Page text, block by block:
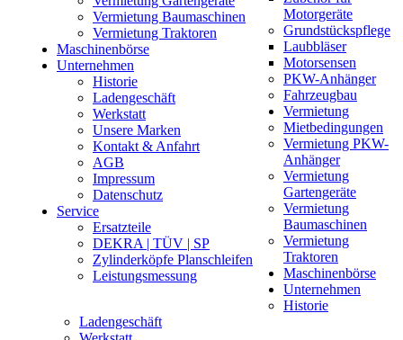
Vermietung Baumaschinen
Vermietung Traktoren
Maschinenbörse
Unternehmen
Historie
Ladengeschäft
Werkstatt
Unsere Marken
Kontakt & Anfahrt
AGB
Impressum
Datenschutz
Service
Ersatzteile
DEKRA | TÜV | SP
Zylinderköpfe Planschleifen
Leistungsmessung
Motorgeräte
Grundstückspflege
Laubbläser
Motorsensen
PKW-Anhänger
Fahrzeugbau
Vermietung
Mietbedingungen
Vermietung PKW-
Anhänger
Vermietung
Gartengeräte
Vermietung
Baumaschinen
Vermietung
Traktoren
Maschinenbörse
Unternehmen
Historie
Ladengeschäft